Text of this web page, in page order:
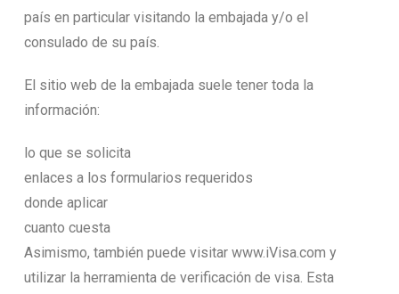
país en particular visitando la embajada y/o el
consulado de su país.
El sitio web de la embajada suele tener toda la
información:
lo que se solicita
enlaces a los formularios requeridos
donde aplicar
cuanto cuesta
Asimismo, también puede visitar www.iVisa.com y
utilizar la herramienta de verificación de visa. Esta